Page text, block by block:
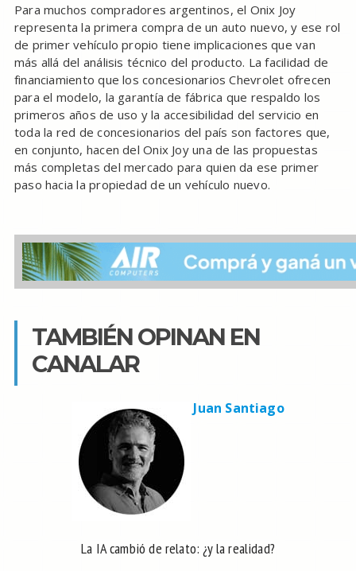
Para muchos compradores argentinos, el Onix Joy
representa la primera compra de un auto nuevo, y ese rol
de primer vehículo propio tiene implicaciones que van
más allá del análisis técnico del producto. La facilidad de
financiamiento que los concesionarios Chevrolet ofrecen
para el modelo, la garantía de fábrica que respaldo los
primeros años de uso y la accesibilidad del servicio en
toda la red de concesionarios del país son factores que,
en conjunto, hacen del Onix Joy una de las propuestas
más completas del mercado para quien da ese primer
paso hacia la propiedad de un vehículo nuevo.
TAMBIÉN OPINAN EN
CANALAR
Juan Santiago
La IA cambió de relato: ¿y la realidad?